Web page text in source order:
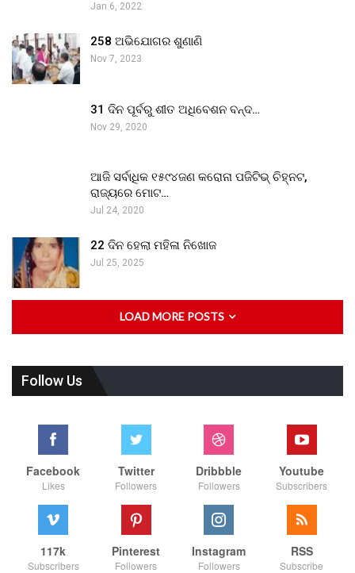
Jan 6, 2022
258 ଅଭିଯୋଗର ଶୁଣାଣି
Nov 7, 2023
31 ଦିନ ପୂର୍ବରୁ ଶୀତ ଅଧିବେଶନ ବନ୍ଦ…
Nov 29, 2020
ଆଜି ସର୍ବାଧିକ ୧୫୯୪ଜଣ କରୋନା ପଜିଟିଭ୍ ଚିହ୍ନଟ,
ରାଜ୍ୟରେ ମୋଟ…
Jul 24, 2020
22 ଦିନ ହେଲା ମହିଳା ନିଖୋଜ
Jul 25, 2025
LOAD MORE POSTS
Follow Us
Facebook
Likes
Twitter
Followers
Dribbble
Followers
Youtube
Subscribers
117k
Subscribers
Pinterest
Followers
Instagram
Followers
RSS
Subscribe